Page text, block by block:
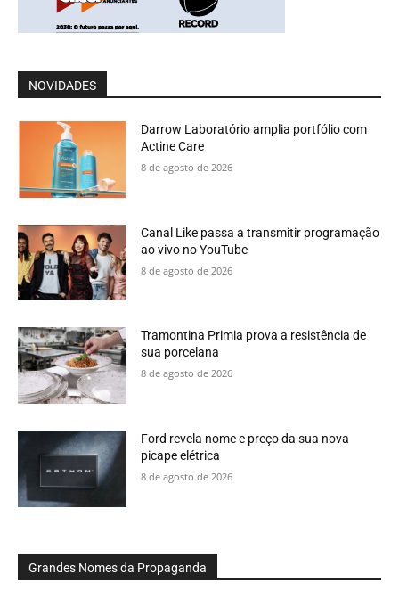
NOVIDADES
Darrow Laboratório amplia portfólio com
Actine Care
8 de agosto de 2026
Canal Like passa a transmitir programação
ao vivo no YouTube
8 de agosto de 2026
Tramontina Primia prova a resistência de
sua porcelana
8 de agosto de 2026
Ford revela nome e preço da sua nova
picape elétrica
8 de agosto de 2026
Grandes Nomes da Propaganda